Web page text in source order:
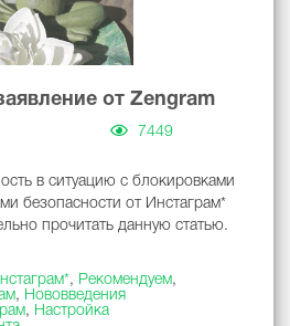
от Zengram
7449
в ситуацию с блокировками
безопасности от Инстаграм*
прочитать данную статью.
, Рекомендуем,
, Нововведения
, Настройка